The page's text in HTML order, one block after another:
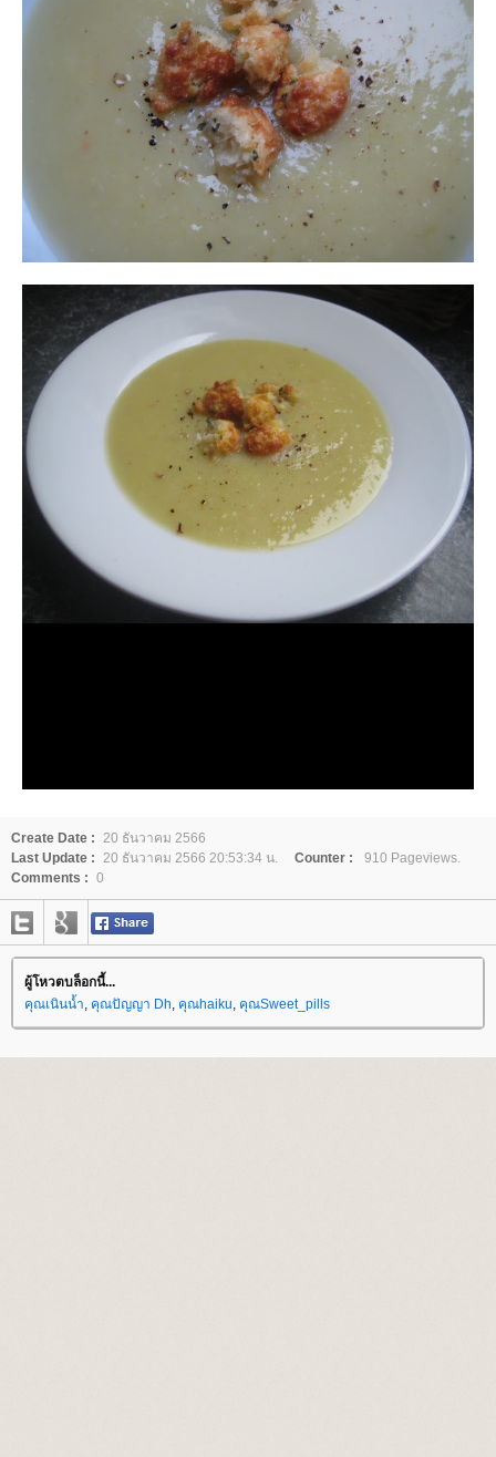
Create Date : 20 ธันวาคม 2566
Last Update : 20 ธันวาคม 2566 20:53:34 น. Counter :
910 Pageviews.
Comments : 0
ผู้โหวตบล็อกนี้...
คุณเนินน้ำ, คุณปัญญา Dh, คุณhaiku, คุณSweet_pills